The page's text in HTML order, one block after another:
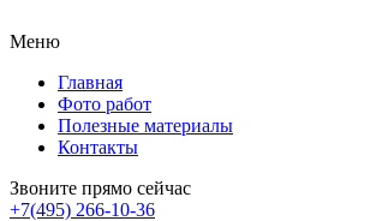
Меню
Главная
Фото работ
Полезные материалы
Контакты
Звоните прямо сейчас
+7(495) 266-10-36